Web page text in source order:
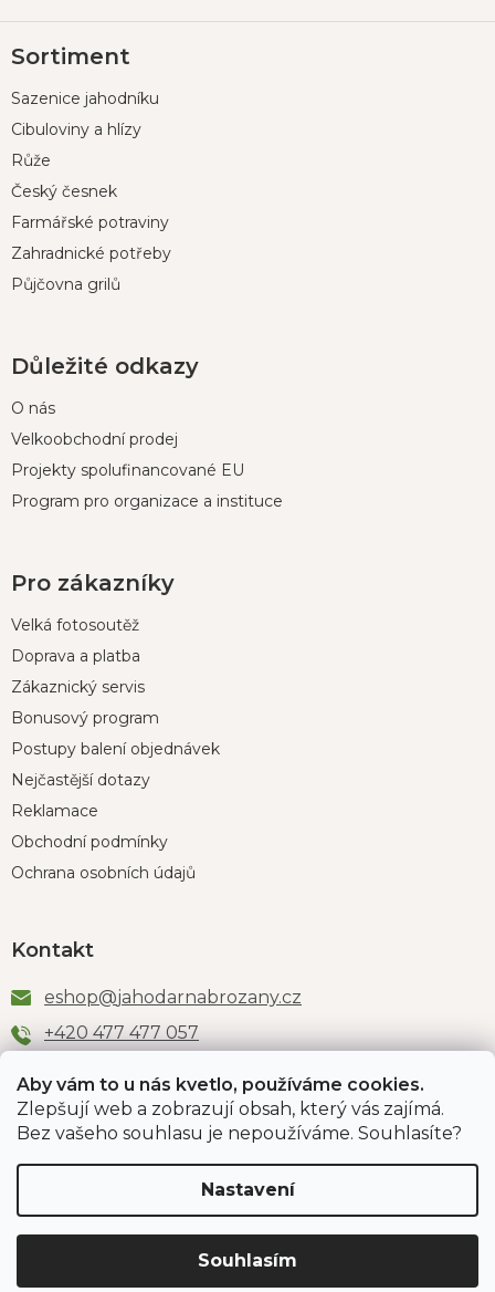
Aby vám to u nás kvetlo, používáme cookies.
Zlepšují web a zobrazují obsah, který vás zajímá.
Bez vašeho souhlasu je nepoužíváme. Souhlasíte?
Nastavení
Souhlasím
á
a
Sortiment
Sazenice jahodníku
Cibuloviny a hlízy
Růže
Český česnek
Farmářské potraviny
Zahradnické potřeby
Půjčovna grilů
Důležité odkazy
O nás
Velkoobchodní prodej
Projekty spolufinancované EU
Program pro organizace a instituce
Pro zákazníky
Velká fotosoutěž
Doprava a platba
Zákaznický servis
Bonusový program
Postupy balení objednávek
Nejčastější dotazy
Reklamace
Obchodní podmínky
Ochrana osobních údajů
Kontakt
eshop@jahodarnabrozany.cz
+420 477 477 057
Odběr newsletteru